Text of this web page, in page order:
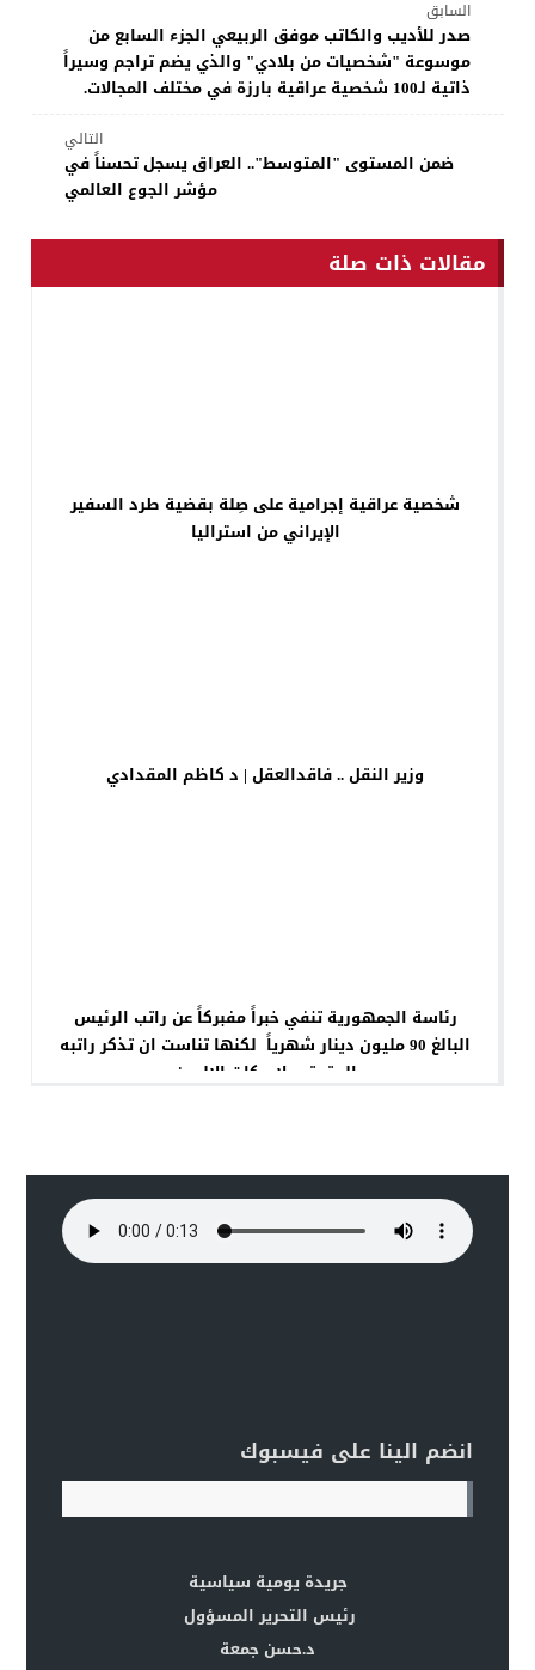
السابق
صدر للأديب والكاتب موفق الربيعي الجزء السابع من
موسوعة "شخصيات من بلادي" والذي يضم تراجم وسيراً
ذاتية لـ100 شخصية عراقية بارزة في مختلف المجالات.
التالي
ضمن المستوى "المتوسط".. العراق يسجل تحسناً في
مؤشر الجوع العالمي
مقالات ذات صلة
شخصية عراقية إجرامية على صِلة بقضية طرد السفير
الإيراني من استراليا
وزير النقل .. فاقدالعقل | د كاظم المقدادي
رئاسة الجمهورية تنفي خبراً مفبركاً عن راتب الرئيس
البالغ 90 مليون دينار شهرياً لكنها تناست ان تذكر راتبه
الحقيقي لاسكات الالسن
انضم الينا على فيسبوك
جريدة يومية سياسية
رئيس التحرير المسؤول
د.حسن جمعة